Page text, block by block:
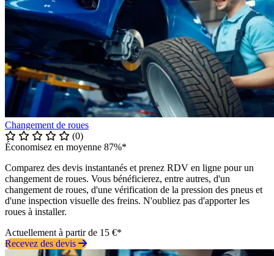
Changement de roues
(0)
Économisez en moyenne 87%*
Comparez des devis instantanés et prenez RDV en ligne pour un
changement de roues. Vous bénéficierez, entre autres, d'un
changement de roues, d'une vérification de la pression des pneus et
d'une inspection visuelle des freins. N'oubliez pas d'apporter les
roues à installer.
Actuellement à partir de 15 €*
Recevez des devis